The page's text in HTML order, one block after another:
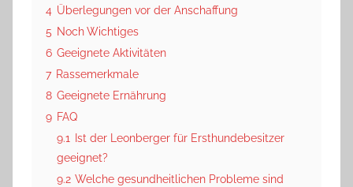
4 Überlegungen vor der Anschaffung
5 Noch Wichtiges
6 Geeignete Aktivitäten
7 Rassemerkmale
8 Geeignete Ernährung
9 FAQ
9.1 Ist der Leonberger für Ersthundebesitzer
geeignet?
9.2 Welche gesundheitlichen Probleme sind